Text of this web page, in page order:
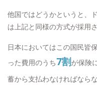
他国ではどうかというと、
は上記と同様の方式が採用
日本においてはこの国民皆
った費用のうち7割が保険
蓄から支払わなければなら